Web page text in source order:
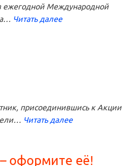
ежегодной Международной
Читать далее
присоединившись к Акции
Читать далее
оформите её!